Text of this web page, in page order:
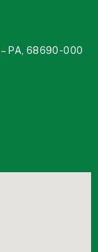
– PA, 68690-000